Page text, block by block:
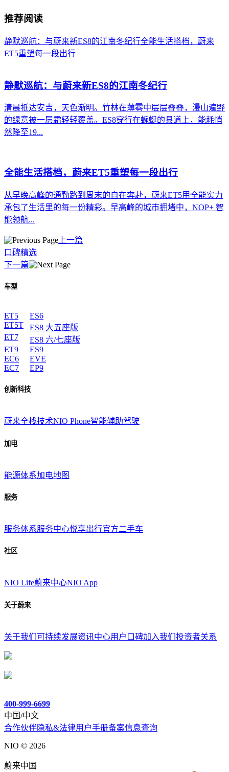
推荐阅读
静默巡航：与蔚来新ES8的江南冬纪行全能生活搭档，蔚来
ET5重塑每一段出行
静默巡航：与蔚来新ES8的江南冬纪行
清晨抵达安吉，天色渐明。竹林在薄雾中层层叠叠，漫山遍野
的绿意被一层霜轻轻覆盖。ES8穿行在蜿蜒的县道上，能耗悄
然降至19...
全能生活搭档，蔚来ET5重塑每一段出行
从早晚高峰的通勤路到周末的自在奔赴，蔚来ET5用全能实力
承包了生活里的每一份精彩。早高峰的城市拥堵中，NOP+ 智
能领航...
上一篇
口碑精选
下一篇
车型
ET5
ET5T
ET7
ET9
EC6
EC7
ES6
ES8 大五座版
ES8 六/七座版
ES9
EVE
EP9
创新科技
蔚来全栈技术NIO Phone智能辅助驾驶
加电
能源体系加电地图
服务
服务体系服务中心悦享出行官方二手车
社区
NIO Life蔚来中心NIO App
关于蔚来
关于我们 可持续发展资讯中心用户口碑加入我们 投资者关系
400-999-6699
中国/中文
合作伙伴隐私&法律用户手册备案信息查询
NIO © 2026
蔚来中国